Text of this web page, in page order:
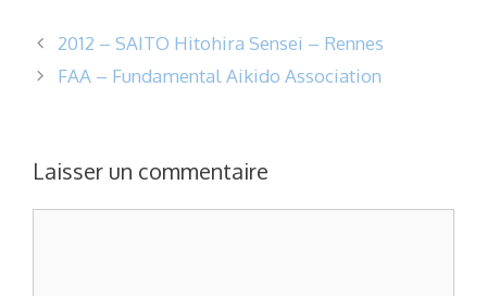
2012 – SAITO Hitohira Sensei – Rennes
FAA – Fundamental Aikido Association
Laisser un commentaire